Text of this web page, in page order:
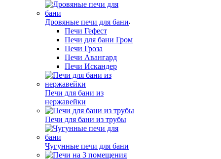
Дровяные печи для бани
Печи Гефест
Печи для бани Гром
Печи Гроза
Печи Авангард
Печи Искандер
Печи для бани из
нержавейки
Печи для бани из трубы
Чугунные печи для бани